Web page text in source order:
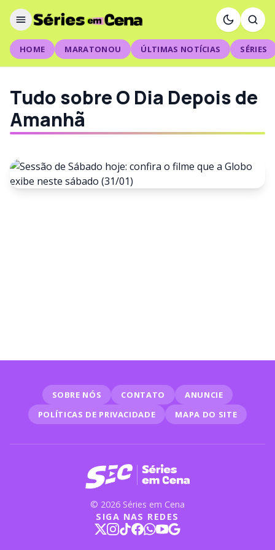
HOME MARATONOU ÚLTIMAS NOTÍCIAS SÉRIES
Tudo sobre O Dia Depois de
Amanhã
SOBRE NÓS CONTATO
ANUNCIE
POLÍTICAS DE PRIVACIDADE
MAPA DO SITE
© 2026 Séries em Cena
SIGA NAS REDES